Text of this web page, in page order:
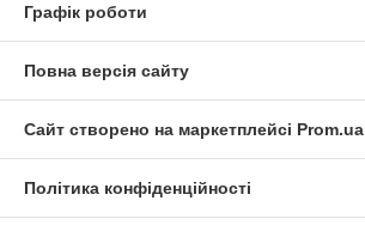
Графік роботи
Повна версія сайту
Сайт створено на маркетплейсі Prom.ua
Політика конфіденційності